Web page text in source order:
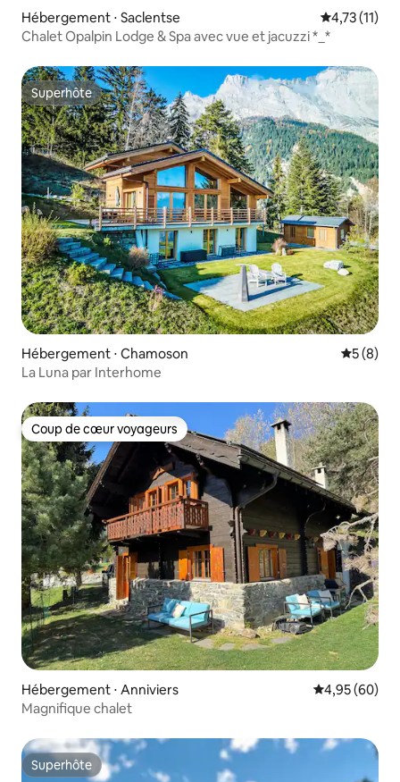
Hébergement ⋅ Saclentse Évaluation
4,73 (11)
Chalet Opalpin Lodge & Spa avec vue et jacuzzi *_*
Superhôte
Superhôte
Hébergement ⋅ Chamoson
5 (8)
La Luna par Interhome
Coup de cœur voyageurs
Coup de cœur voyageurs
Hébergement ⋅ Anniviers Évaluation
4,95 (60)
Magnifique chalet
Superhôte
Superhôte